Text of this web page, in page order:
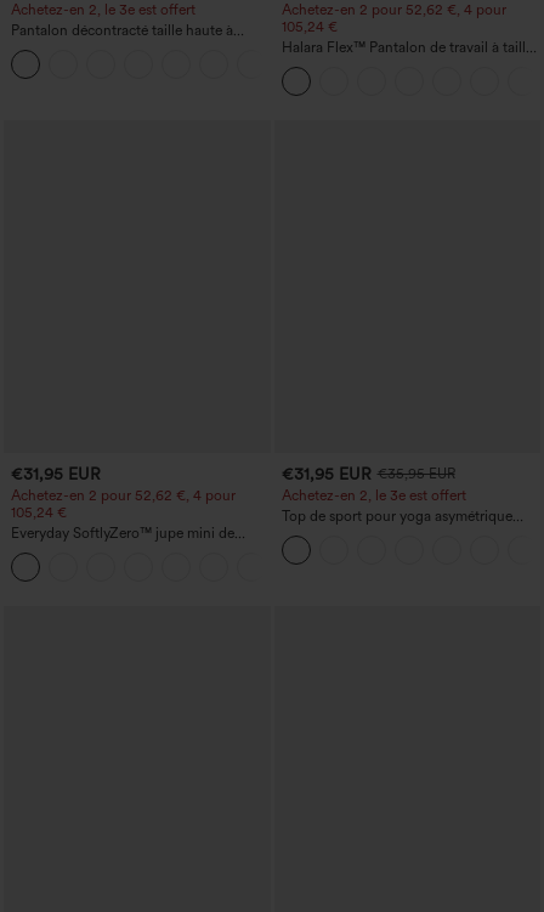
Achetez-en 2, le 3e est offert
Pantalon décontracté taille haute à
cordon, coupe large en mélange de lin,
avec poches
Achetez-en 2 pour 52,62 €, 4 pour
105,24 €
Halara Flex™ Pantalon de travail à taille
haute, jambe large, avec poches, en
maille gaufrée
€31,95 EUR
Achetez-en 2 pour 52,62 €, 4 pour
105,24 €
Everyday SoftlyZero™ jupe mini de
tennis aérée à pans croisés 2-en-1 avec
poche latérale et toucher frais - Lucid-
UPF50+
€31,95 EUR €35,95 EUR
Achetez-en 2, le 3e est offert
Top de sport pour yoga asymétrique
(une épaule) à manches longues avec
ouverture pour le pouce, ourlet arrondi
haut-bas, séchage rapide, soutien-gorge